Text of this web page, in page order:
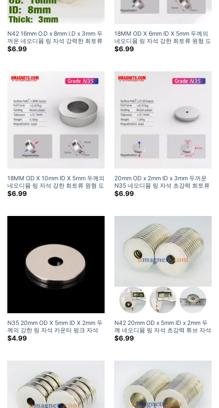
N42 16mm O.D x 8mm I.D x 3mm 두
꺼운 네오디뮴 링 자석 강력한 희토류
자석 링 자석 구입처
$6.99
18MM OD X 6mm ID X 5mm 두께의
네오디뮴 링 자석 강한 희토류 원형 도
넛 자석 (5 팩)
$6.99
18MM OD X 10mm ID X 5mm 두께의
네오디뮴 링 자석 강한 희토류 원형 도
넛 자석 (5 팩)
$6.99
20mm OD x 2mm ID x 3mm 두꺼운
N35 네오디뮴 링 자석 초강력 희토류
튜브 자석 (5 팩)
$6.99
N35 20mm OD X 5mm ID X 2mm 두
께의 강한 링 자석 카운터 펑크 자석
네오디뮴 자석을 구입할 수있는 곳
$4.99
N42 20mm OD x 5mm ID x 2mm 두
께 네오디뮴 링 자석 초강력 튜브 자석
$6.99